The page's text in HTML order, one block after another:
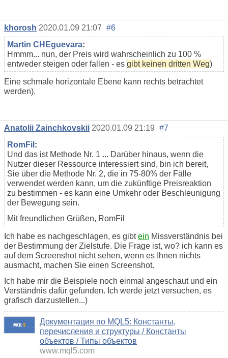
khorosh 2020.01.09 21:07 #6
Martin CHEguevara:
Hmmm... nun, der Preis wird wahrscheinlich zu 100 %
entweder steigen oder fallen - es gibt keinen dritten Weg)
Eine schmale horizontale Ebene kann rechts betrachtet
werden).
Anatolii Zainchkovskii 2020.01.09 21:19 #7
RomFil :
Und das ist Methode Nr. 1 ... Darüber hinaus, wenn die
Nutzer dieser Ressource interessiert sind, bin ich bereit,
Sie über die Methode Nr. 2, die in 75-80% der Fälle
verwendet werden kann, um die zukünftige Preisreaktion
zu bestimmen - es kann eine Umkehr oder Beschleunigung
der Bewegung sein.
Mit freundlichen Grüßen, RomFil
Ich habe es nachgeschlagen, es gibtein Missverständnis bei
der Bestimmung der Zielstufe. Die Frage ist, wo? ich kann es
auf dem Screenshot nicht sehen, wenn es Ihnen nichts
ausmacht, machen Sie einen Screenshot.
Ich habe mir die Beispiele noch einmal angeschaut und ein
Verständnis dafür gefunden. Ich werde jetzt versuchen, es
grafisch darzustellen...)
Документация по MQL5: Константы,
перечисления и структуры / Константы
объектов / Типы объектов
www.mql5.com